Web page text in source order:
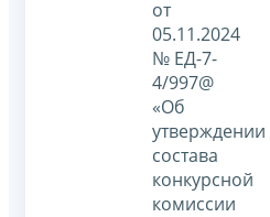
от
05.11.2024
№ ЕД-7-
4/997@
«Об
утверждении
состава
конкурсной
комиссии